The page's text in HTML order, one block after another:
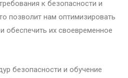
к безопасности и
позволит нам оптимизировать
обеспечить их своевременное
безопасности и обучение